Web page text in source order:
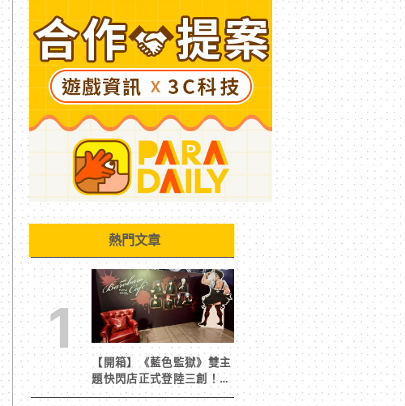
熱門文章
1
【開箱】《藍色監獄》雙主
題快閃店正式登陸三創！造
景與限定周邊搶先看